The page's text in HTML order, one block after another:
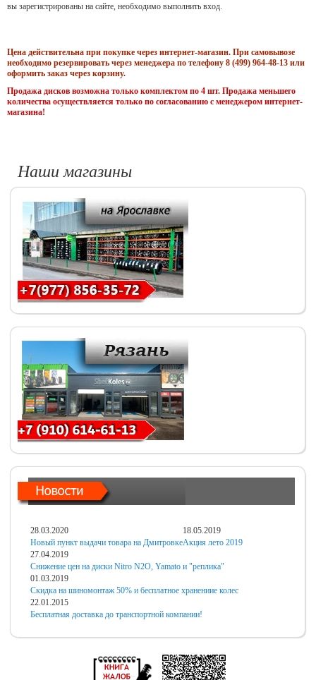
вы зарегистрированы на сайте, необходимо выполнить вход.
Цена действительна при покупке через интернет-магазин. При самовывозе
необходимо резервировать через менеджера по телефону 8 (499) 964-48-13 или
оформить заказ через корзину.
Продажа дисков возможна только комплектом по 4 шт. Продажа меньшего
количества осуществляется только по согласованию с менеджером интернет-
магазина!
Наши магазины
28.03.2020
Новый пункт выдачи товара на Дмитровке
18.05.2019
Акция лето 2019
27.04.2019
Снижение цен на диски Nitro N2O, Yamato и "реплика"
01.03.2019
Скидка на шиномонтаж 50% и бесплатное хранениие колес
22.01.2015
Бесплатная доставка до транспортной компании!